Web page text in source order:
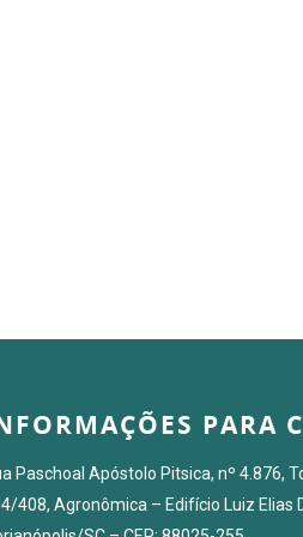
PARA
Paschoal Apóstolo Pitsica, nº 4.876,
408, Agronômica – Edifício Luiz Elias